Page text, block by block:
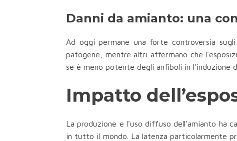
Danni da amianto: una
Ad oggi permane una forte controversia
patogene, mentre altri affermano che
se è meno potente degli anfiboli in l'induzione
Impatto
La produzione e l'uso diffuso dell'amianto ha
in tutto il mondo. La latenza particolarmente